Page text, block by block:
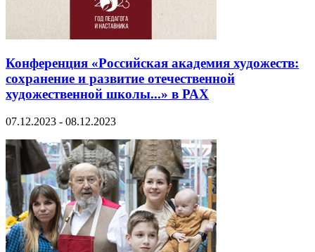
Конференция «Российская академия художеств:
сохранение и развитие отечественной
художественной школы...» в РАХ
07.12.2023 - 08.12.2023